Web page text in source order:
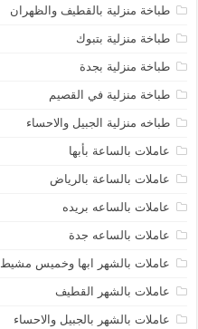
طباخة منزلية بالقطيف والظهران
طباخة منزلية بتبوك
طباخة منزلية بجدة
طباخة منزلية في القصيم
طباخه منزلية الجبيل والاحساء
عاملات بالساعة بأبها
عاملات بالساعة بالرياض
عاملات بالساعه بريده
عاملات بالساعه جدة
عاملات بالشهر ابها وخميس مشيط
عاملات بالشهر القطيف
عاملات بالشهر بالجبيل والاحساء